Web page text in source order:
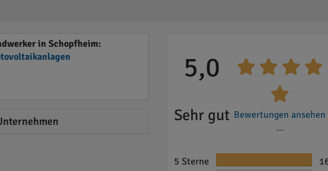
in Schopfheim:
5,0
Sehr gut Bewertungen ansehen
...
5 Sterne